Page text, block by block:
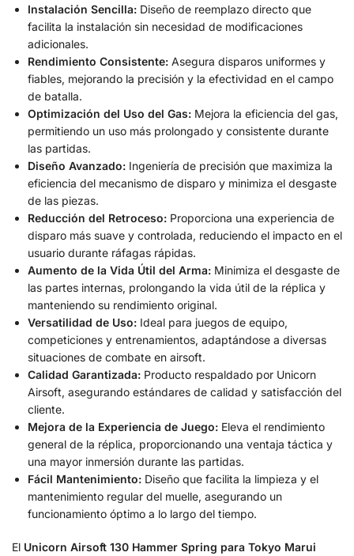
Instalación Sencilla: Diseño de reemplazo directo que
facilita la instalación sin necesidad de modificaciones
adicionales.
Rendimiento Consistente: Asegura disparos uniformes y
fiables, mejorando la precisión y la efectividad en el campo
de batalla.
Optimización del Uso del Gas: Mejora la eficiencia del gas,
permitiendo un uso más prolongado y consistente durante
las partidas.
Diseño Avanzado: Ingeniería de precisión que maximiza la
eficiencia del mecanismo de disparo y minimiza el desgaste
de las piezas.
Reducción del Retroceso: Proporciona una experiencia de
disparo más suave y controlada, reduciendo el impacto en el
usuario durante ráfagas rápidas.
Aumento de la Vida Útil del Arma: Minimiza el desgaste de
las partes internas, prolongando la vida útil de la réplica y
manteniendo su rendimiento original.
Versatilidad de Uso: Ideal para juegos de equipo,
competiciones y entrenamientos, adaptándose a diversas
situaciones de combate en airsoft.
Calidad Garantizada: Producto respaldado por Unicorn
Airsoft, asegurando estándares de calidad y satisfacción del
cliente.
Mejora de la Experiencia de Juego: Eleva el rendimiento
general de la réplica, proporcionando una ventaja táctica y
una mayor inmersión durante las partidas.
Fácil Mantenimiento: Diseño que facilita la limpieza y el
mantenimiento regular del muelle, asegurando un
funcionamiento óptimo a lo largo del tiempo.
El Unicorn Airsoft 130 Hammer Spring para Tokyo Marui